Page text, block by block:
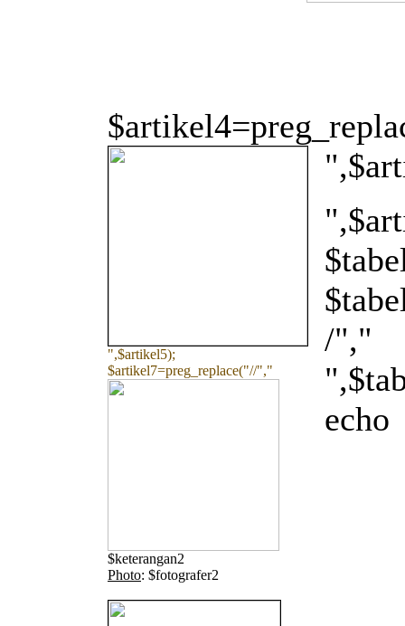
",$artikel5);
$artikel7=preg_replace("//","
$keterangan2
Photo: $fotografer2
/","